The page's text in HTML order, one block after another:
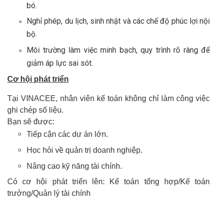
bó.
Nghỉ phép, du lịch, sinh nhật và các chế độ phúc lợi nội
bộ.
Môi trường làm việc minh bạch, quy trình rõ ràng để
giảm áp lực sai sót.
Cơ hội phát triển
Tại VINACEE, nhân viên kế toán không chỉ làm công việc
ghi chép số liệu.
Bạn sẽ được:
Tiếp cận các dự án lớn.
Học hỏi về quản trị doanh nghiệp.
Nâng cao kỹ năng tài chính.
Có cơ hội phát triển lên: Kế toán tổng hợp/Kế toán
trưởng/Quản lý tài chính